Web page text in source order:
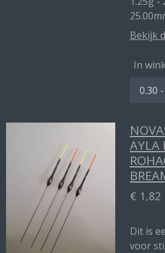
Bekijk
In
AYLA
€ 1,82
Dit is
voor